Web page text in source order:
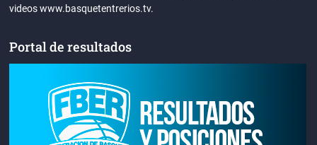
videos www.basquetentrerios.tv.
Portal de resultados